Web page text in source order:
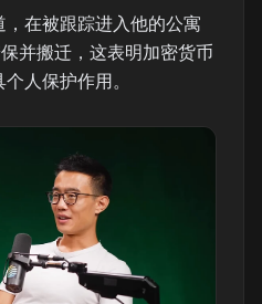
在被跟踪进入他的公寓
并搬迁，这表明加密货币
人保护作用。